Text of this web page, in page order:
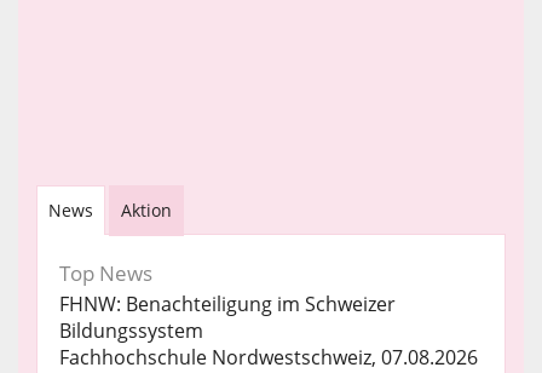
News Aktion
Top News
FHNW: Benachteiligung im Schweizer
Bildungssystem
Fachhochschule Nordwestschweiz, 07.08.2026